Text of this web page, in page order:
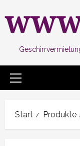
Primäres
Start Produkte